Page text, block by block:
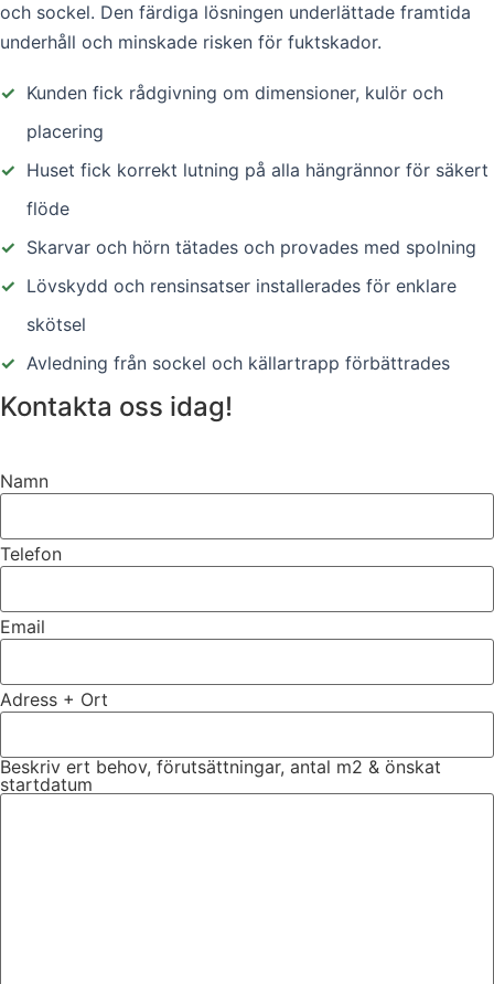
och sockel. Den färdiga lösningen underlättade framtida
underhåll och minskade risken för fuktskador.
✓ Kunden fick rådgivning om dimensioner, kulör och
placering
✓ Huset fick korrekt lutning på alla hängrännor för säkert
flöde
✓ Skarvar och hörn tätades och provades med spolning
✓ Lövskydd och rensinsatser installerades för enklare
skötsel
✓ Avledning från sockel och källartrapp förbättrades
Kontakta oss idag!
Namn
Telefon
Email
Adress + Ort
Beskriv ert behov, förutsättningar, antal m2 & önskat
startdatum